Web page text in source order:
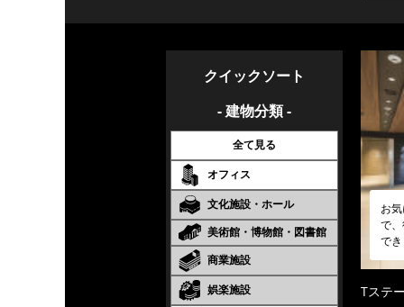
クイックソート
- 建物分類 -
全て見る
オフィス
文化施設・ホール
美術館・博物館・図書館
商業施設
娯楽施設
お
で
で
Tステ